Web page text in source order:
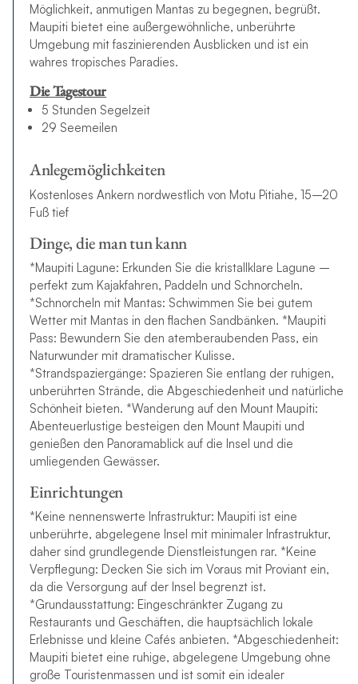
Möglichkeit, anmutigen Mantas zu begegnen, begrüßt.
Maupiti bietet eine außergewöhnliche, unberührte
Umgebung mit faszinierenden Ausblicken und ist ein
wahres tropisches Paradies.
Die Tagestour
5 Stunden Segelzeit
29 Seemeilen
Anlegemöglichkeiten
Kostenloses Ankern nordwestlich von Motu Pitiahe, 15–20
Fuß tief
Dinge, die man tun kann
*Maupiti Lagune: Erkunden Sie die kristallklare Lagune –
perfekt zum Kajakfahren, Paddeln und Schnorcheln.
*Schnorcheln mit Mantas: Schwimmen Sie bei gutem
Wetter mit Mantas in den flachen Sandbänken. *Maupiti
Pass: Bewundern Sie den atemberaubenden Pass, ein
Naturwunder mit dramatischer Kulisse.
*Strandspaziergänge: Spazieren Sie entlang der ruhigen,
unberührten Strände, die Abgeschiedenheit und natürliche
Schönheit bieten. *Wanderung auf den Mount Maupiti:
Abenteuerlustige besteigen den Mount Maupiti und
genießen den Panoramablick auf die Insel und die
umliegenden Gewässer.
Einrichtungen
*Keine nennenswerte Infrastruktur: Maupiti ist eine
unberührte, abgelegene Insel mit minimaler Infrastruktur,
daher sind grundlegende Dienstleistungen rar. *Keine
Verpflegung: Decken Sie sich im Voraus mit Proviant ein,
da die Versorgung auf der Insel begrenzt ist.
*Grundausstattung: Eingeschränkter Zugang zu
Restaurants und Geschäften, die hauptsächlich lokale
Erlebnisse und kleine Cafés anbieten. *Abgeschiedenheit:
Maupiti bietet eine ruhige, abgelegene Umgebung ohne
große Touristenmassen und ist somit ein idealer